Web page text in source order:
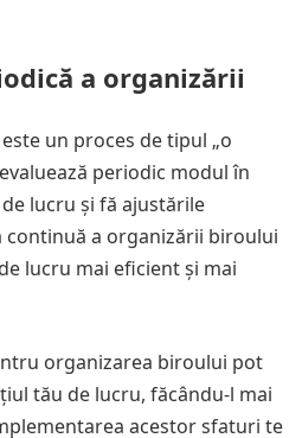
a organizării
un proces de tipul „o
periodic modul în
lucru și fă ajustările
continuă a organizării biroului
lucru mai eficient și mai
organizarea biroului pot
tău de lucru, făcându-l mai
acestor sfaturi te